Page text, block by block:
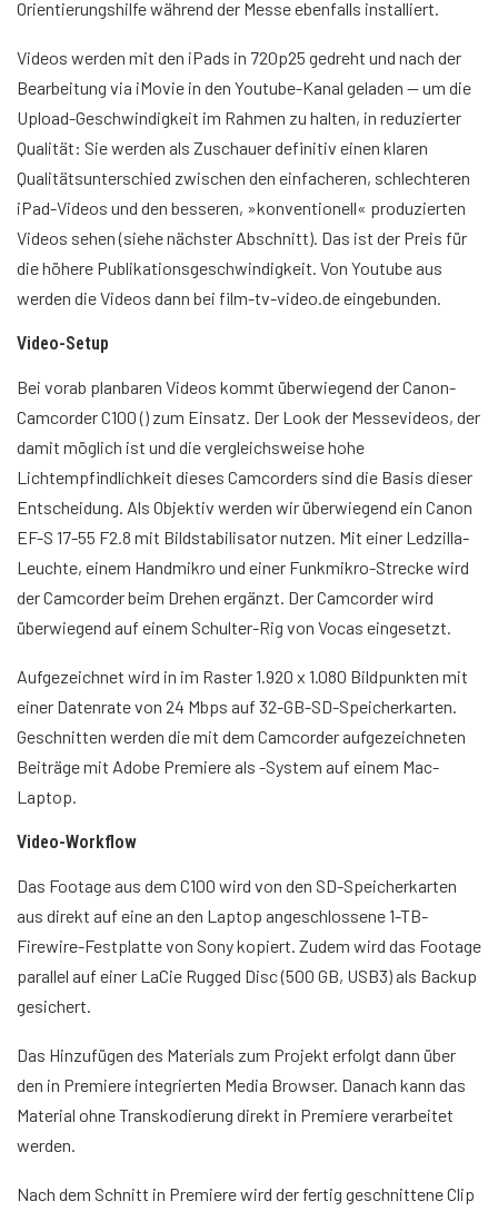
Orientierungshilfe während der Messe ebenfalls installiert.
Videos werden mit den iPads in 720p25 gedreht und nach der
Bearbeitung via iMovie in den Youtube-Kanal geladen — um die
Upload-Geschwindigkeit im Rahmen zu halten, in reduzierter
Qualität: Sie werden als Zuschauer definitiv einen klaren
Qualitätsunterschied zwischen den einfacheren, schlechteren
iPad-Videos und den besseren, »konventionell« produzierten
Videos sehen (siehe nächster Abschnitt). Das ist der Preis für
die höhere Publikationsgeschwindigkeit. Von Youtube aus
werden die Videos dann bei film-tv-video.de eingebunden.
Video-Setup
Bei vorab planbaren Videos kommt überwiegend der Canon-
Camcorder C100 () zum Einsatz. Der Look der Messevideos, der
damit möglich ist und die vergleichsweise hohe
Lichtempfindlichkeit dieses Camcorders sind die Basis dieser
Entscheidung. Als Objektiv werden wir überwiegend ein Canon
EF-S 17-55 F2.8 mit Bildstabilisator nutzen. Mit einer Ledzilla-
Leuchte, einem Handmikro und einer Funkmikro-Strecke wird
der Camcorder beim Drehen ergänzt. Der Camcorder wird
überwiegend auf einem Schulter-Rig von Vocas eingesetzt.
Aufgezeichnet wird in im Raster 1.920 x 1.080 Bildpunkten mit
einer Datenrate von 24 Mbps auf 32-GB-SD-Speicherkarten.
Geschnitten werden die mit dem Camcorder aufgezeichneten
Beiträge mit Adobe Premiere als -System auf einem Mac-
Laptop.
Video-Workflow
Das Footage aus dem C100 wird von den SD-Speicherkarten
aus direkt auf eine an den Laptop angeschlossene 1-TB-
Firewire-Festplatte von Sony kopiert. Zudem wird das Footage
parallel auf einer LaCie Rugged Disc (500 GB, USB3) als Backup
gesichert.
Das Hinzufügen des Materials zum Projekt erfolgt dann über
den in Premiere integrierten Media Browser. Danach kann das
Material ohne Transkodierung direkt in Premiere verarbeitet
werden.
Nach dem Schnitt in Premiere wird der fertig geschnittene Clip